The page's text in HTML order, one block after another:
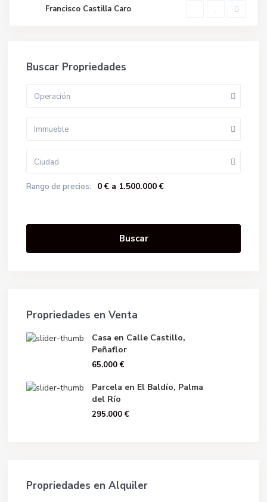
Francisco Castilla Caro
Buscar Propriedades
Operación
Immueble
Ciudad
Rango de precios: 0 € a 1.500.000 €
Buscar
Propriedades en Venta
Casa en Calle Castillo,
Peñaflor
65.000 €
Parcela en El Baldío, Palma
del Río
295.000 €
Propriedades en Alquiler